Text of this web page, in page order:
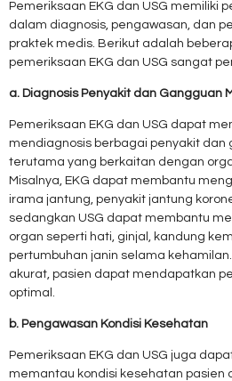
Pemeriksaan EKG dan USG memiliki
dalam diagnosis, pengawasan, dan
praktek medis. Berikut adalah
pemeriksaan EKG dan USG sangat
a. Diagnosis Penyakit dan Gangguan
Pemeriksaan EKG dan USG dapat
mendiagnosis berbagai penyakit dan
terutama yang berkaitan dengan
Misalnya, EKG dapat membantu
irama jantung, penyakit jantung
sedangkan USG dapat membantu
organ seperti hati, ginjal, kandung
pertumbuhan janin selama
akurat, pasien dapat mendapatkan
optimal.
b. Pengawasan Kondisi Kesehatan
Pemeriksaan EKG dan USG juga
memantau kondisi kesehatan pasien